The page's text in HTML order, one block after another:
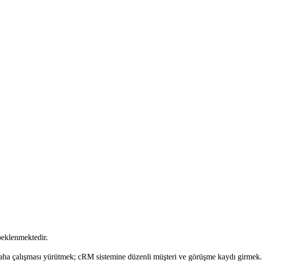
çalışması yürütmek; cRM sistemine düzenli müşteri ve görüşme kaydı girmek.